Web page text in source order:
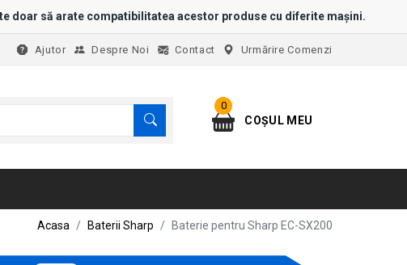
doar să arate compatibilitatea acestor produse cu diferite mașini.
Urmărire Comenzi
Contact
Despre Noi
Ajutor
0
COȘUL MEU
Acasa Baterii Sharp Baterie pentru Sharp EC-SX200